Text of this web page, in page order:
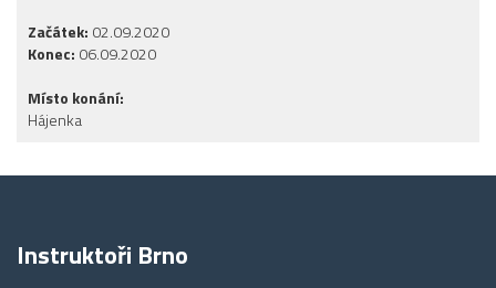
Začátek: 02.09.2020
Konec: 06.09.2020
Místo konání:
Hájenka
Instruktoři Brno